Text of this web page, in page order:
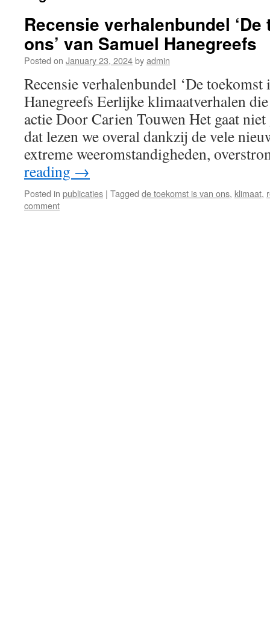
Recensie verhalenbundel
ons’ van Samuel Hanegreefs
Posted on January 23, 2024byadmin
Recensie verhalenbundel ‘De toekomst
Hanegreefs Eerlijke klimaatverhalen
actie Door Carien Touwen Het gaat
dat lezen we overal dankzij de vele
extreme weeromstandigheden,
reading →
Posted in publicaties | Tagged de toekomst is van ons, klimaat,
comment